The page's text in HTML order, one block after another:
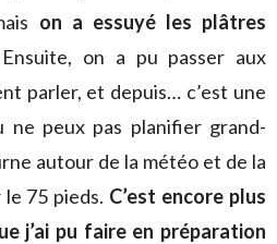
on a essuyé les plâtres
on a pu passer aux
parler, et depuis… c’est une
ne peux pas planifier grand-
autour de la météo et de la
75 pieds. C’est encore plus
j’ai pu faire en préparation